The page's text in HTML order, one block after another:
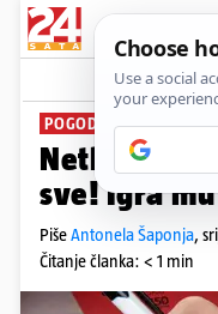
POGODIO SVIH 11
Netko je u
sve! Igra
PišeAntonela Šaponja,
Čitanje članka: < 1 min